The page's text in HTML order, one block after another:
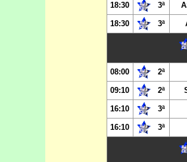
18:30 3ª
18:30 3ª
08:00 2ª
09:10 2ª
16:10 3ª
16:10 3ª